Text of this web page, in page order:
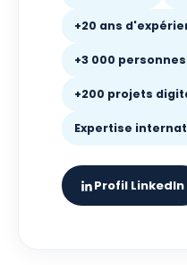
+20 ans
+3 000
+200 projets
Expertise
Profil LinkedIn